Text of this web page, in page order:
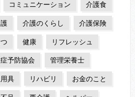
コミュニケーション 介護食
介護のくらし 介護保険
健康 リフレッシュ
予防協会 管理栄養士
具 リハビリ お金のこと